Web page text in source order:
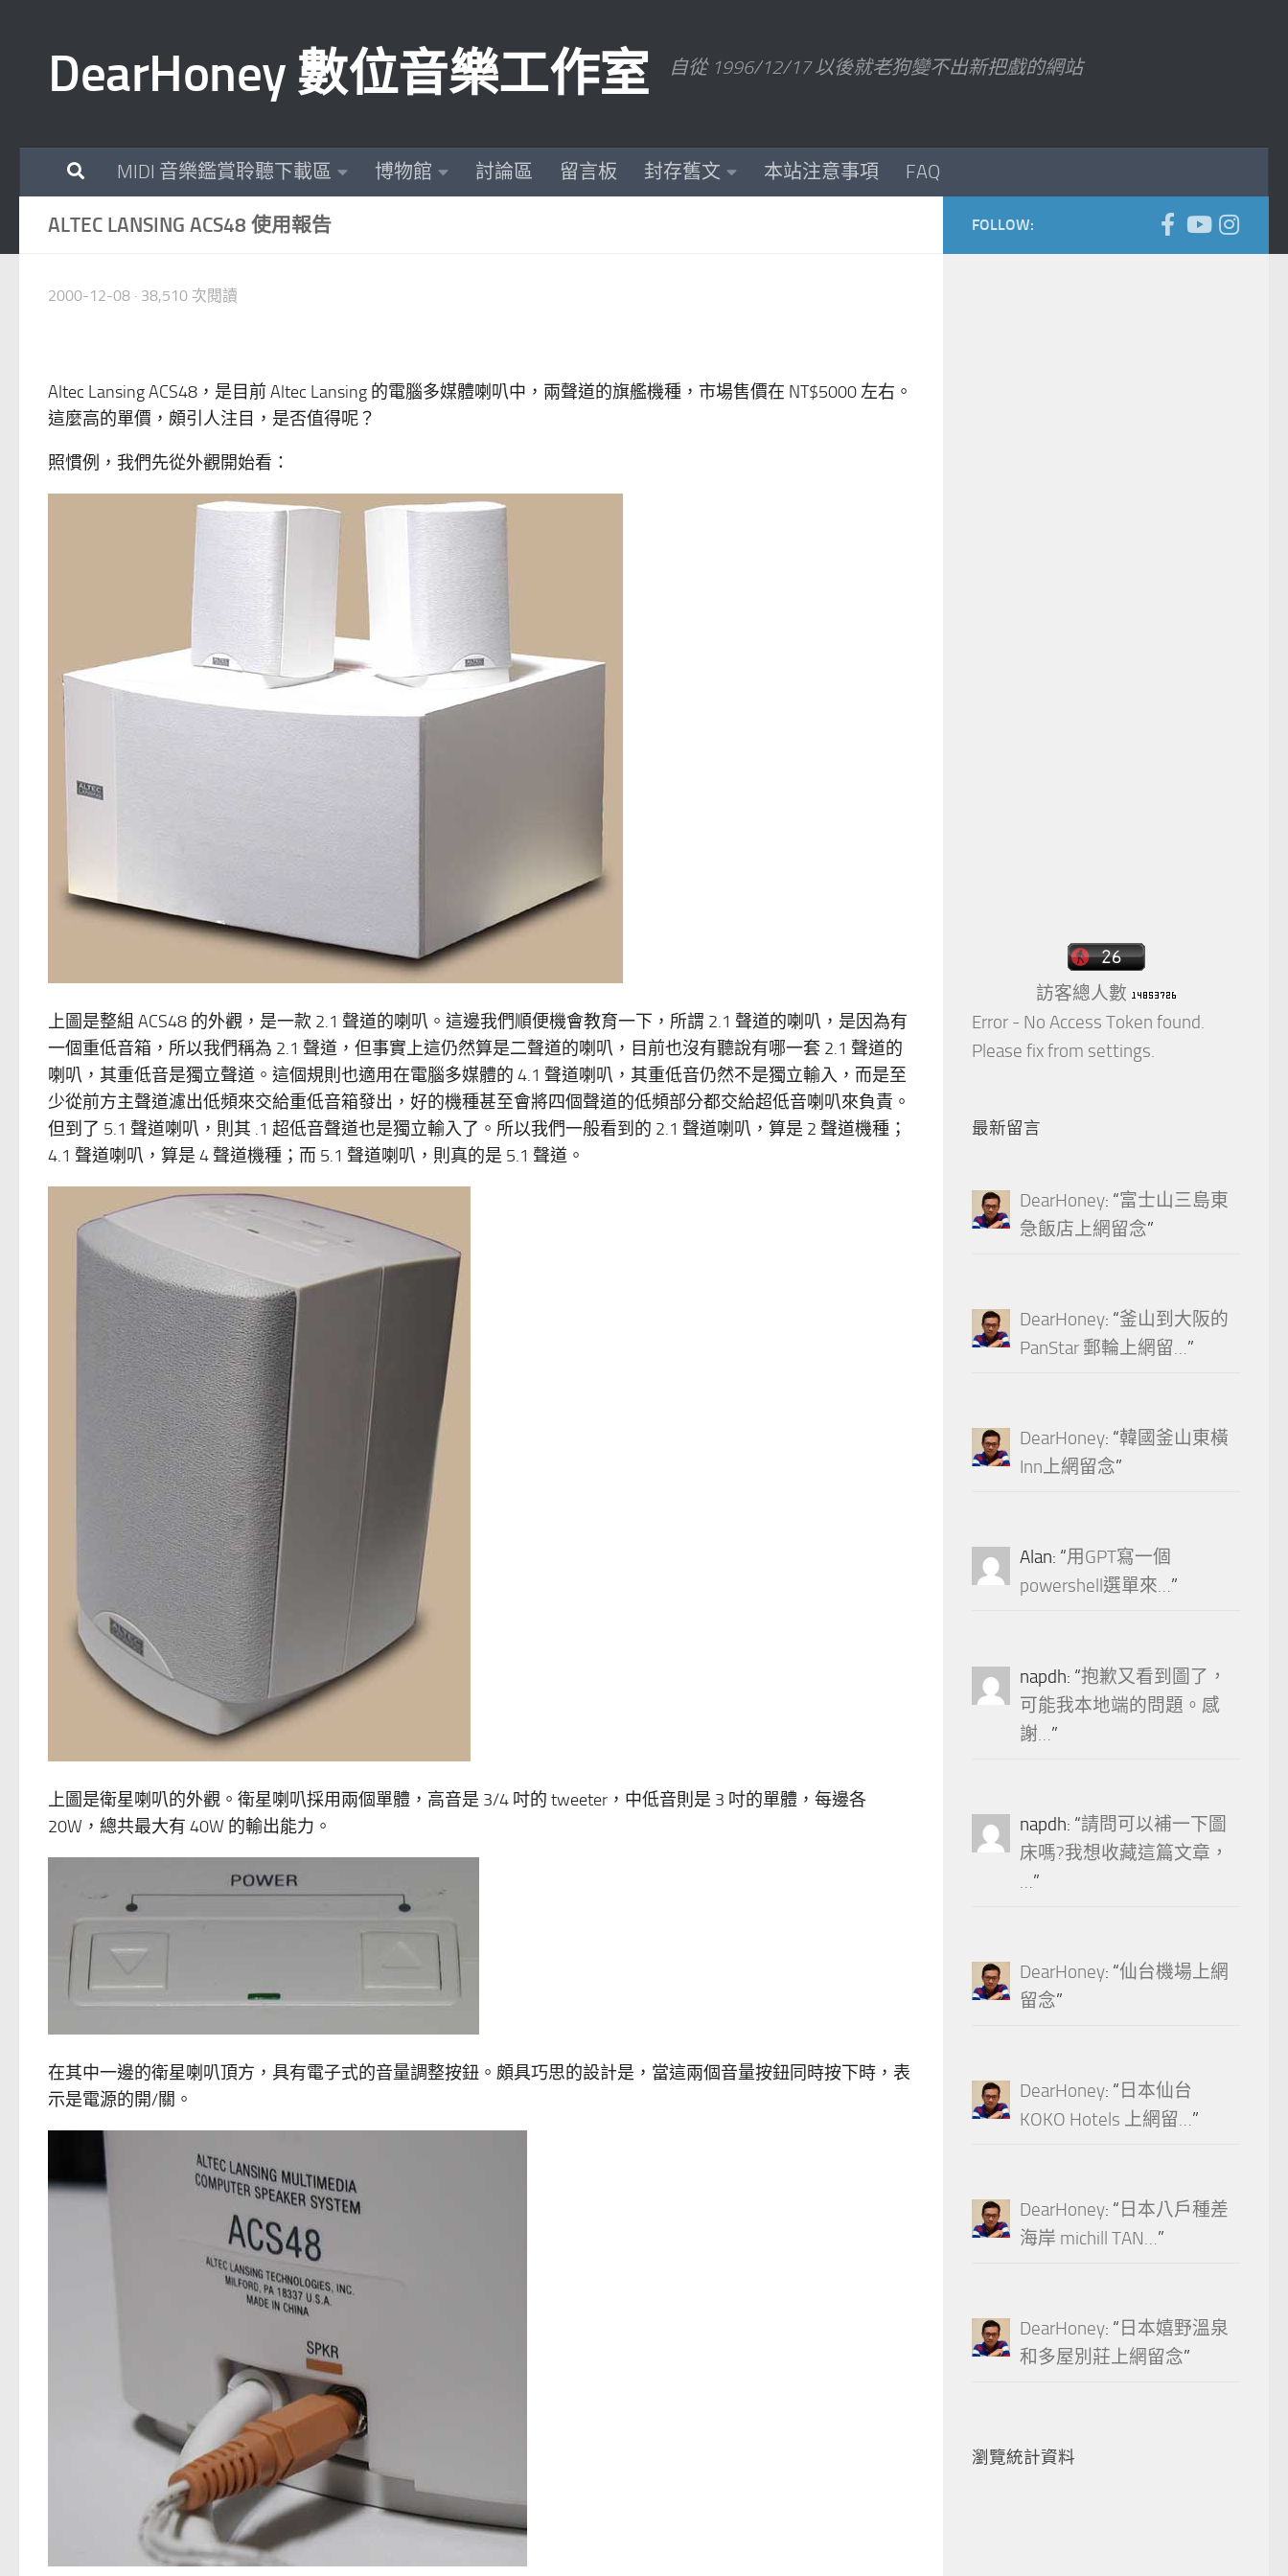
DearHoney 數位音樂工作室 自從 1996/12/17 以後就老狗變不出新把戲的網站
MIDI 音樂鑑賞聆聽下載區 博物館 討論區 留言板 封存舊文 本站注意事項 FAQ
ALTEC LANSING ACS48 使用報告
2000-12-08 · 38,510 次閱讀
Altec Lansing ACS48，是目前 Altec Lansing 的電腦多媒體喇叭中，兩聲道的旗艦機種，市場售價在 NT$5000 左右。
這麼高的單價，頗引人注目，是否值得呢？
照慣例，我們先從外觀開始看：
上圖是整組 ACS48 的外觀，是一款 2.1 聲道的喇叭。這邊我們順便機會教育一下，所謂 2.1 聲道的喇叭，是因為有
一個重低音箱，所以我們稱為 2.1 聲道，但事實上這仍然算是二聲道的喇叭，目前也沒有聽說有哪一套 2.1 聲道的
喇叭，其重低音是獨立聲道。這個規則也適用在電腦多媒體的 4.1 聲道喇叭，其重低音仍然不是獨立輸入，而是至
少從前方主聲道濾出低頻來交給重低音箱發出，好的機種甚至會將四個聲道的低頻部分都交給超低音喇叭來負責。
但到了 5.1 聲道喇叭，則其 .1 超低音聲道也是獨立輸入了。所以我們一般看到的 2.1 聲道喇叭，算是 2 聲道機種；
4.1 聲道喇叭，算是 4 聲道機種；而 5.1 聲道喇叭，則真的是 5.1 聲道。
上圖是衛星喇叭的外觀。衛星喇叭採用兩個單體，高音是 3/4 吋的 tweeter，中低音則是 3 吋的單體，每邊各
20W，總共最大有 40W 的輸出能力。
在其中一邊的衛星喇叭頂方，具有電子式的音量調整按鈕。頗具巧思的設計是，當這兩個音量按鈕同時按下時，表
示是電源的開/關。
FOLLOW:
訪客總人數
Error - No Access Token found.
Please fix from settings.
最新留言
DearHoney: “富士山三島東
急飯店上網留念”
DearHoney: “釜山到大阪的
PanStar 郵輪上網留…”
DearHoney: “韓國釜山東橫
Inn上網留念”
Alan: “用GPT寫一個
powershell選單來…”
napdh: “抱歉又看到圖了，
可能我本地端的問題。感
謝…”
napdh: “請問可以補一下圖
床嗎?我想收藏這篇文章，
…”
DearHoney: “仙台機場上網
留念”
DearHoney: “ 日本仙台
KOKO Hotels 上網留…”
DearHoney: “ 日本八戶種差
海岸 michill TAN…”
DearHoney: “ 日本嬉野溫泉
和多屋別莊上網留念”
瀏覽統計資料